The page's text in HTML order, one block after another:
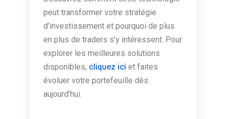
peut transformer votre stratégie
d’investissement et pourquoi de plus
en plus de traders s’y intéressent. Pour
explorer les meilleures solutions
disponibles, cliquez ici et faites
évoluer votre portefeuille dès
aujourd’hui.